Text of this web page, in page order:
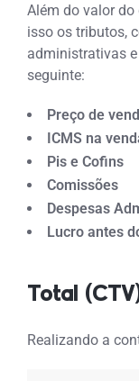
Além do valor do
isso os tributos,
administrativas
seguinte:
Preço de
ICMS na
Pis e Cofins
Comissões
Despesas
Lucro antes
Total
Realizando a